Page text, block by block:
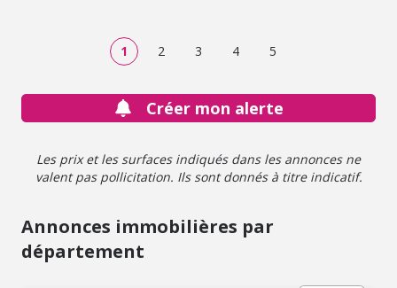
annuelles moyennes 1025 € - Aucune procédure en cours.
Nouvelle étiquette énergie du 01/01/2026. - Classe
consommation énergétique excessive : classe F => au
1/01/2028 si vente ou location : Obligation niveau de
performance compris entre A et E - Montant estimé des
2000 à 2740 € (base 2022) - Prix Hon. Négo Inclus : 192
950 € dont 4,30% Hon. Négo TTC charge acq. Prix Hors
1 2 3 4 5
Créer mon alerte
Les prix et les surfaces indiqués dans les annonces ne
valent pas pollicitation. Ils sont donnés à titre indicatif.
Annonces immobilières par
département